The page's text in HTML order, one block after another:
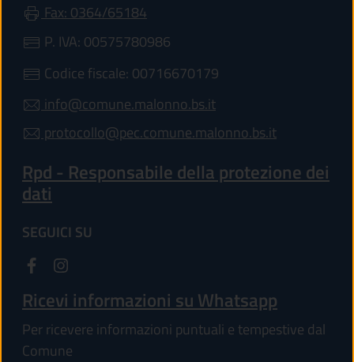
Fax: 0364/65184
P. IVA: 00575780986
Codice fiscale: 00716670179
info@comune.malonno.bs.it
protocollo@pec.comune.malonno.bs.it
Rpd - Responsabile della protezione dei
dati
SEGUICI SU
Ricevi informazioni su Whatsapp
Per ricevere informazioni puntuali e tempestive dal
Comune